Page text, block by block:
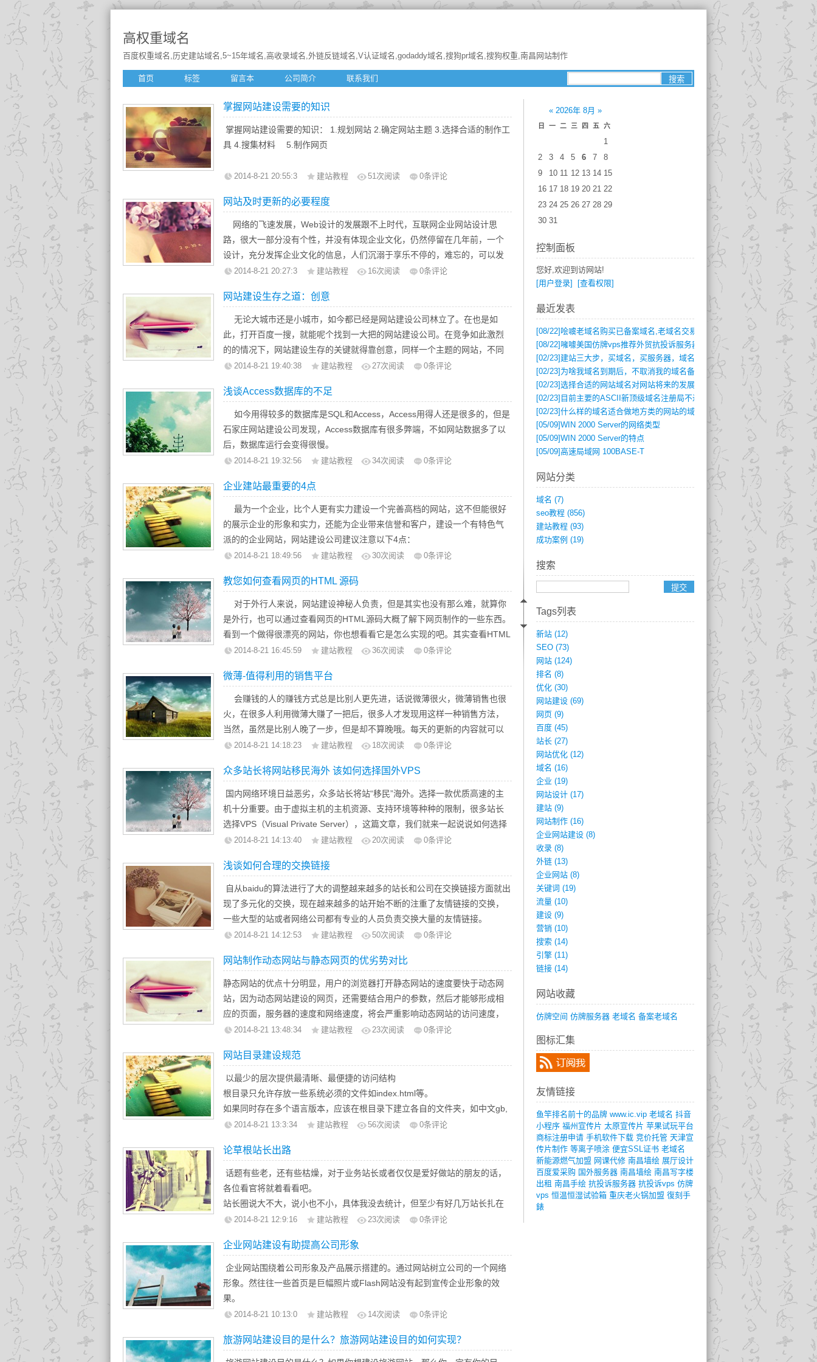
高权重域名
百度权重域名,历史建站域名,5~15年域名,高收录域名,外链反链域名,V认证域名,godaddy域名,搜狗pr域名,搜狗权重,南昌网站制作
首页 标签 留言本 公司简介 联系我们
掌握网站建设需要的知识
掌握网站建设需要的知识： 1.规划网站 2.确定网站主题 3.选择合适的制作工
具 4.搜集材料 5.制作网页
2014-8-21 20:55:3 建站教程 51次阅读 0条评论
网站及时更新的必要程度
网络的飞速发展，Web设计的发展跟不上时代，互联网企业网站设计思
路，很大一部分没有个性，并没有体现企业文化，仍然停留在几年前，一个
设计，充分发挥企业文化的信息，人们沉溺于享乐不停的，难忘的，可以发
挥网站的营销效果是很少见的。随着网络的发展，人们的欣赏也越来越高，
息，否则你会很容易被淹没在众多的互联网。我们可以在某一个行业的企业
网站在搜索引擎中找到，我们会发现信息块，想象成千上万，在这么多的网
站，没有自己的业务特点，不酷的网站不是很感兴趣，更不用说详细视图，
我们知道，好的衣服可以改善人的价值，好的网站也会提高企业的形象，一
个好的站点结构，颜色，导航，内容和其他方面都很好，她可能很简单，但
个企业的灵魂，是企业的形象，如果网站不能反映企业的形象，但粗的话，
也有一些企业站点为新的技术人员负责，在自己的网站上放了许多网页
客心中的形象，严重地影响网站和企业，这些游客往往不会进入你的网站！
放弃这些影响，好的设计和规划你的网站，往往使用比所有的效果接近客户
更容易，事实上，这些影响是没有，和良好的企业网站，阅读著名的企业网
站，你必须有一个很大的收获。
此外，有一个小企业必须认识到：一个网站必须定期更新，不断吸引游
客再来，使潜在的消费者变成客户，如果网站是一成不变的，无法获得更多
的商业机会，因此，企业网站的维护是网站营销的一种重要手段。然而，大
多数企业没有意识到这一点，或是工作忙累了，太忙了，或者仅仅是因为没
有必要的技术人员和放弃。
当然，一个网站的评价完全是对美的标准是远远不够的，企业，建设网站的
目的不是去看，但营销，当然，这里说的是广义的市场营销，它不仅要实现
在线购物或支付，都有助于提高企业形象，提升品牌的知名度，提高对任何
互联网营销服务质量的手段都属于这一类。从某种意义上说，网站营销是对
使用，特别是网络技术的一种社会生产方式操作，根本目的是为了提高企业
的竞争力，增加或提高销售或服务，加强与消费者或客户的交流与沟通，提
高生产效率，降低运营成本，实现资源的优化配置。然而，值得注意的是：
大多数企业没有网络营销意识，不知道如何去营销使用网站，尤其是不是网
站的实际作用良好！在我的再三催促下通常实际的工作，这些客户合作完成
反映的态度是网站的价值，但也有客户曾打电话给我，高兴地对我说：他已
2014-8-21 20:27:3 建站教程 16次阅读 0条评论
网站建设生存之道：创意
无论大城市还是小城市，如今都已经是网站建设公司林立了。在也是如
此，打开百度一搜，就能呢个找到一大把的网站建设公司。在竞争如此激烈
的的情况下，网站建设生存的关键就得靠创意，同样一个主题的网站，不同
的人或团队设计出来的网站是绝对不可能完全一样的，有的网站很漂亮很出
建站时总是说到风格，风格是很抽象的东西，它其实是浏览者的一种感受，
一个网站之所以被称为又风格，是因为它有和别的网站有不同之处，这个不
同之处就是创意。创意是每个建制者都希望有的，但是网站建设却知道它爷
是很难学习和模仿的，它需要一定的洞察力和分析力，当然只有不断的学习
和尝试才能得以突破做出与众不同的东西。
轻易产生创意。你是否想到了一种更好的创意呢？需要一提的是：创意的目
2014-8-21 19:40:38 建站教程 27次阅读 0条评论
浅谈Access数据库的不足
如今用得较多的数据库是SQL和Access，Access用得人还是很多的，但是
石家庄网站建设公司发现，Access数据库有很多弊端，不如网站数据多了以
后，数据库运行会变得很慢。
一般理论上说数据库的记录是没有限制的，但是Access数据库在10万记录以
行了，然后随便你怎么添加记录都没用，不会出错也不会有提示，但数据是
加不进去了。具体的记录数则要看记录的大小了。一般的企业站数据量不会
很多，但是石家庄网站建设发现速度也是很慢。分析了下大致有两原因：
1、access对大数据量不是支持很好，建站前未考虑周全。没有全面了解客户
需求。对于大数据量的需要，如果换成SQL数据库会好很多。
块下的分类，直接导致jtbc_article表数据量过大，基本上全站数据记录全在这
2014-8-21 19:32:56 建站教程 34次阅读 0条评论
企业建站最重要的4点
最为一个企业，比个人更有实力建设一个完善高档的网站，这不但能很好
的展示企业的形象和实力，还能为企业带来信誉和客户，建设一个有特色气
派的的企业网站，网站建设公司建议注意以下4点：
1、高端的网页制作
基于对艺术美感,用户体验和个性创意上的深刻发掘,才能创造一流的作品。因
此,对于网站建设公司而言,不仅需要有优秀的网页设计师团队,更需要对每一个
行业的品牌有深入的了解和把握,才能提炼出网站设计当中最为精粹的部分。
2、专业的网站运营维护
浏览过程中经常发现Bug,那么企业的品牌形象会大打折扣。因此,品牌网站需
网站的价值和影响是随着时间不断改变的,作为企业一个重要的网络营销
平台,不仅需要对网站的访问日志,包括PV,跳出率,页面访问路径等全面的站点
分析,还要从海量的数据库中进行有效的数据挖掘,进行卓有成效的用户行为模
式分析,从而不断调整网站的架构和布局,提升网站整体的品牌价值。
4、高回报的网络营销价值
在石家庄网站建设市场上,大概有百分之九十的网站都是没有任何营销价
值可言的。许多建站公司都缺乏专业的网络营销整合能力,无法为客户的网站
提供有效的营销价值,从而让网站沦为摆设,发挥不出应有的作用。
往往看到很多企业的网站，做得小气而且成了摆设，没有特色也很久不
更新，这样花了钱没有效果，反而影响企业的形象，网站建设认为，无论什
么事情，要不不做，要做就尽量做到最好！
2014-8-21 18:49:56 建站教程 30次阅读 0条评论
教您如何查看网页的HTML 源码
对于外行人来说，网站建设神秘人负责，但是其实也没有那么难，就算你
是外行，也可以通过查看网页的HTML源码大概了解下网页制作的一些东西。
看到一个做得很漂亮的网站，你也想看看它是怎么实现的吧。其实查看HTML
源码很简单。网站建设公司教你方法：选择网页空白处右键，点击查看源文
HTML源码其实是又很多标签组成的，下面是常用的标签：
b>定义粗体文本。
<big>定义大号字。
<em>定义着重文字。
<i>定义斜体字。
<strong>定义加重语气。
<s>不赞成使用。使用<del>代替。
<strike>不赞成使用。使用<del>代替。
<u>不赞成使用。使用样式（style）代替。
“计算机输出”标签
标签描述
<code>定义计算机代码。
<kbd>定义键盘码。
<samp>定义计算机代码样本。
<tt>定义打字机代码。
<var>定义变量。
<pre>定义预格式文本。
<listing>不赞成使用。使用<pre>代替。
<xmp>不赞成使用。使用<pre>代替。
引用、引用和术语定义
标签描述
<abbr>定义缩写。
<address>定义地址。
熟悉了这些标签，你就能大致看懂HTML源码了，当然不要以为你看懂了
HTML源码就能自己建造网站了，石家庄网站建设提醒你，网站建设并非那么
容易哦。不过能看懂HTML源码，还是很有用的。
2014-8-21 16:45:59 建站教程 36次阅读 0条评论
微薄-值得利用的销售平台
会赚钱的人的赚钱方式总是比别人更先进，话说微薄很火，微薄销售也很
火，在很多人利用微薄大赚了一把后，很多人才发现用这样一种销售方法，
当然，虽然是比别人晚了一步，但是却不算晚哦。每天的更新的内容就可以
跟大家交流，或者有大家所感兴趣的话题，这样就可以达到营销的目的，这
微薄销售的特点吧！
1、微博的作用
微博成为了一个继博客之后的全新信息平台!微博以个人面向网络的即时
广播，通过群聚的方式，每个人都可以形成一个自己的听众群落;用微博客的
方式，将个人的见解和观点发布给自己的听众，以最精炼的词汇来表达最高
群广播的模式来形成自己的意见圈子的做法，与之前一味模仿的同质手法相
前尚难做出判断;微博客即时广播的方式能否真正的形成一种意见领袖的圈
2、微博营销价值
微博的价值在于简练，在于面向最普通的大众，意义在于广播形式。
微博营销模式至少有4种：1)活动营销;2)植入式广告;3)客户服务的新平
台;4)品牌宣传。
微博营销很可能需要第三方的介入，第三方就是微博的运营商。第三方
首先是给出一种策划，然后需要对三类微博做组合，就是企业微博、代言人
微博、用户微博，用一种受众能够认同的，并且是受欢迎的方式，对新产
品、新品牌等进行主动的网络营销。
微博作为营销平台的入口有待进一步开发。微博用户对微博上信息的信
任度高，对微博上的商业信息、商业活动也都有较高的信任度，并且对关注
的人或粉丝推荐的产品更是具有好感，微博具有较大的潜在营销价值。
1、立体
微博营销可以借助先进多媒体技术手段，从文字，图片，视频等展现形
式对产品进行描述，从而使潜在消费者更形象直接的接受信息。
2、高速度
微博最显著特征之一就是其传播迅速。一条关注度较高的微博在互联网
界的每一个角落，达到短时间内最多的目击人数。
通过粉丝关注的形式进行病毒式的传播，影响面非常广泛，同时，名人
效应能够使事件的传播量呈几何级放大。
2014-8-21 14:18:23 建站教程 18次阅读 0条评论
众多站长将网站移民海外 该如何选择国外VPS
国内网络环境日益恶劣，众多站长将站“移民”海外。选择一款优质高速的主
机十分重要。由于虚拟主机的主机资源、支持环境等种种的限制，很多站长
选择VPS（Visual Private Server），这篇文章，我们就来一起说说如何选择
国外VPS。
本文下载速度与ping延迟都是用北京电信网络测试的。
1. 选择哪国的VPS？
除去像showfom小朋友这样追求FlagFox那个小旗子癖之外呢，大部分同学追
求的不过是有两点，一点是速度，另一点便是稳定。周边向个国家和地区的
速度都不错，但是由于价格过高以及语言上沟壑，买的人并不多。其中日本
大陆周边速度一般来说是：香港》台湾》日本》韩国》新加坡》马来西亚，
“贵”。美国的是全球互联网的中心，主机业务十分发达，机房超多，VPS商更
是多如牛毛，价格自然是很便宜了。最便宜的每月$5左右就可以拿下，这也
是众多站长“移民”美国的重要原因。
2. 怎样选择VPS商？
2.1 看口碑
选主机商，首先看口碑（down机频率、ticket处理是否及时、是否丢失过客户
数据等等），这个我不多说，人肉下主机商即可，有个地方可以去看看，那
就是WHT（WebHostingTalk)，一个超级热闹的地方，Kangzj就不多说了。
2.2 一ping，二whois，三测试下载
很多VPS商会提供测试IP，首先ping下，看延迟怎么样。一般说来，美国主机
ping都在160ms以上，最最极品160ms多一点的算是极品了。下表简单地说
了下，并不精确：
延迟（ms）位置（美国）
220-240中部（以Dallas为代表）
250以上东岸（以WDC为代表）
ping并不能代表什么，只能说明服务器反应速度，几十毫秒人类根本觉察不
到。ping并不是选择服务器的第一标准。香港的ping可以说是大陆以外的主机
当中最好的，可以在10ms以内（广东），但是香港的国际出口小得可怜，有
通过IP Whois可以查到IP是哪个机房的，那个机房的速度、稳定性等的评价，
2014-8-21 14:13:40 建站教程 20次阅读 0条评论
浅谈如何合理的交换链接
自从baidu的算法进行了大的调整越来越多的站长和公司在交换链接方面就出
现了多元化的交换，现在越来越多的站开始不断的注重了友情链接的交换，
一些大型的站或者网络公司都有专业的人员负责交换大量的友情链接。
友情链接（查友情链接：工具或者源代码）
1。双向链接指：两个网站之间进行链接，不能用JS或者隐藏方式。
2．单向链接指：我的网站链接你的网站，而你网站没有链接我的网站。通常
是买链接
3：交叉链接指： 我网站（A）链接了你的网站（B），你的网站（C）链接了
我的网站（A），而A与B并没参与链接。
站链接别人的网站打不开。内：自已链接自已有些内页地址打不开。
1：网站的更新频率去换链接。现在有的网站是更新不是周期性，今天更新了
可能要等几天才更新，然后今天更新就来找你链接。并说是快照天天更新。
2：网站的域名年龄（时间的长短）：是指网站作站收录到交换链接的时间，
并不是指我的域名注册多长时间是有区别。
3：网站的收录：是指从作站收录到换链接总的收录是多少一般用site（加
www和不加www要具体去分析：因为baidu调整了些算法）或工具。但是收录
也要去细分析，一般商业性，baidu热门关键字排名比较好，知名企业的站收
录页面很少。非盈利性，老站收录较多。
4：网站收录和内容更新频率的对比。如一般发一篇文章马上收录或者一个小
时收录或一天，几天收录则重于网站的权重，这个也要去作一下对比。
5：网站的结构和页面排版。这个一般没什么讲究，但是对于结构合理和页面
排版来说权重还是与一般的有所不同。
6：网站的知名度。Googel对知名度的网站和企业站给予很高的权重，现在
7：网站的快照：现在baidu调正算法对热门关键字和地区关键字，以及一个
网站的不同关键字有时快照不一样，一般当天的快照且要周期性的权重高或
2014-8-21 14:12:53 建站教程 50次阅读 0条评论
网站制作动态网站与静态网页的优劣势对比
静态网站的优点十分明显，用户的浏览器打开静态网站的速度要快于动态网
站，因为动态网站建设的网页，还需要结合用户的参数，然后才能够形成相
应的页面，服务器的速度和网络速度，将会严重影响动态网站的访问速度，
而静态网站的网页，在服务器上已经有现成的，用户只要提交申请，静态网
开时，就基本上不用再次到服务器下载，可见这种访问速度要快于动态网
站。
最早互联网出现时，站点内容都是以HTML静态页面形式存放在服务器上，访
问者浏览到的页面都是这些实际存在的静态页面。随着技术的发展，特别是
数据库和脚本技术PERL、ASP、PHP和JSP的发展，越来越多的站点都开始
2014-8-21 13:48:34 建站教程 23次阅读 0条评论
网站目录建设规范
以最少的层次提供最清晰、最便捷的访问结构
根目录只允许存放一些系统必须的文件如index.html等。
如果同时存在多个语言版本，应该在根目录下建立各自的文件夹，如中文gb,
英文en，日文jp等。
网站公用图片应该存放在根目录的images文件夹中。每个主要功能的私有图
片要放在其对应目录下的images文件夹中。
所有JS图片应放在根目录的js文件夹中。
所有css文件应放在根目录的css文件夹中。
所有CGI文件应放在根目录的cgi文件夹中。
如果网站具有上传文档或图片等功能，所有上传的文件应放在该功能所在目
………
2014-8-21 13:3:34 建站教程 56次阅读 0条评论
论草根站长出路
话题有些老，还有些枯燥，对于业务站长或者仅仅是爱好做站的朋友的话，
各位看官将就着看看吧。
站长圈说大不大，说小也不小，具体我没去统计，但至少有好几万站长扎在
这里面吧，但这圈子里的人基本都熟悉。现在还有更多的年轻人正在往这个
身退的。等等。。。现在的“站长”早已经不是当初那个单纯的个人站长了，站
长圈在泛指以网站或者电子商务为目标或者事业的一部分人群了。团队化在
近两年比较流行，个人的力量有限，你擅长做推广，却不擅长做技术，做技
术的不懂做运营。等等，当然有身兼数职的朋友。现在本文就主要来谈一下
单打独斗的个人站长出路。
抛弃杂念，从梦想中走出出来！ 不要再幻想着你的导航站就是hao123 265
2014-8-21 12:9:16 建站教程 23次阅读 0条评论
企业网站建设有助提高公司形象
企业网站围绕着公司形象及产品展示搭建的。通过网站树立公司的一个网络
形象。然往往一些首页是巨幅照片或Flash网站没有起到宣传企业形象的效
果。
企业网站首页要展示公司的形象，这不仅仅靠美工效果就能达到的，要体
此外，网页设计水平也影响到公司形象的提升，专业的设计，使网站在实
用性、用户体验度、等都能充分体现，最终赢得客户的支持，从而展示了公
2014-8-21 10:13:0 建站教程 14次阅读 0条评论
旅游网站建设目的是什么？旅游网站建设目的如何实现？
« 2026年 8月 »
日 一 二 三 四 五 六
1
2
3 4 5 6 7
8
9
10 11 12 13 14 15
16 17 18 19 20 21 22
23 24 25 26 27 28 29
30 31
控制面板
您好,欢迎到访网站!
[用户登录]
[查看权限]
最近发表
[08/22] 哙噳老域名购买已备案域名,老域名交易,老域名出售,百度权重域名,高pr
[08/22] 噰噱美国仿牌vps推荐外贸抗投诉服务器仿牌空间主机,国外欧洲荷兰仿
[02/23]建站三大步，买域名，买服务器，域名解析及备案
[02/23] 为啥我域名到期后，不取消我的域名备案呢
[02/23]选择合适的网站域名对网站将来的发展
[02/23] 目前主要的ASCII新顶级域名注册局不过四家
[02/23]什么样的域名适合做地方类的网站的域名呢?
[05/09]WIN 2000 Server的网络类型
[05/09]WIN 2000 Server的特点
[05/09]高速局域网 100BASE-T
网站分类
域名 (7)
seo教程 (856)
建站教程 (93)
成功案例 (19)
搜索
Tags列表
新站 (12)
SEO (73)
网站 (124)
排名 (8)
优化 (30)
网站建设 (69)
网页 (9)
百度 (45)
站长 (27)
网站优化 (12)
域名 (16)
企业 (19)
网站设计 (17)
建站 (9)
网站制作 (16)
企业网站建设 (8)
收录 (8)
外链 (13)
企业网站 (8)
关键词 (19)
流量 (10)
建设 (9)
营销 (10)
搜索 (14)
引擎 (11)
链接 (14)
网站收藏
仿牌空间 仿牌服务器 老域名 备案老域名
图标汇集
友情链接
鱼竿排名前十的品牌 www.ic.vip 老域名 抖音
小程序 福州宣传片 太原宣传片 苹果试玩平台
商标注册申请 手机软件下载 竞价托管 天津宣
传片制作 等离子喷涂 便宜SSL证书 老域名
新能源燃气加盟 网课代修 南昌墙绘 展厅设计
百度爱采购 国外服务器 南昌墙绘 南昌写字楼
出租 南昌手绘 抗投诉服务器 抗投诉vps 仿牌
vps 恒温恒湿试验箱 重庆老火锅加盟 復刻手
錶